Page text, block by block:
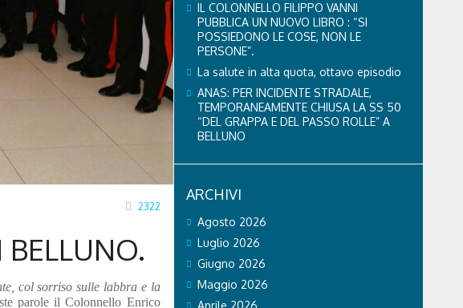
2322
BELLUNO.
col sorriso sulle labbra e la
parole il Colonnello Enrico
IL COLONNELLO FILIPPO VANNI
PUBBLICA UN NUOVO LIBRO : “SI
POSSIEDONO LE COSE, NON LE
PERSONE”.
La salute in alta quota, ottavo episodio
ANAS: PER INCIDENTE STRADALE,
TEMPORANEAMENTE CHIUSA LA SS 50
“DEL GRAPPA E DEL PASSO ROLLE” A
BELLUNO
ARCHIVI
Agosto 2026
Luglio 2026
Giugno 2026
Maggio 2026
Aprile 2026